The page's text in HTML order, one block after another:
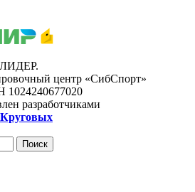
ЛИДЕР.
центр «СибСпорт»
разработчиками
Поиск